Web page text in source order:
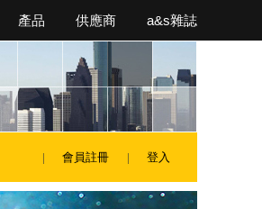
產品 供應商 a&s雜誌
會員註冊 登入